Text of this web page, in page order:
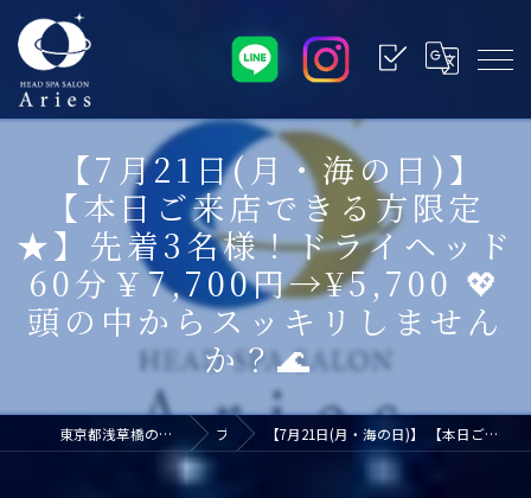
​ 【7月21日(月・海の日)】
【本日ご来店できる方限定
★】先着3名様！ドライヘッド
60分￥7,700円→¥5,700 💖
頭の中からスッキリしません
か？🌊 ​
東京都浅草橋のヘッドスパなら浅草橋ドライヘッドスパ専門店アリエス ブログ ​ 【7月21日(月・海の日)】 【本日ご来店できる方限定★】先着3名様！ドライヘッド60分￥7,700円→¥5,700 💖頭の中からスッキリしませんか？🌊 ​